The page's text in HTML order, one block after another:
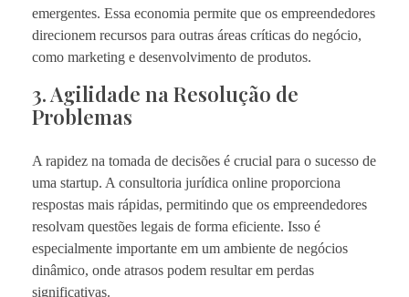
emergentes. Essa economia permite que os empreendedores
direcionem recursos para outras áreas críticas do negócio,
como marketing e desenvolvimento de produtos.
3. Agilidade na Resolução de
Problemas
A rapidez na tomada de decisões é crucial para o sucesso de
uma startup. A consultoria jurídica online proporciona
respostas mais rápidas, permitindo que os empreendedores
resolvam questões legais de forma eficiente. Isso é
especialmente importante em um ambiente de negócios
dinâmico, onde atrasos podem resultar em perdas
significativas.